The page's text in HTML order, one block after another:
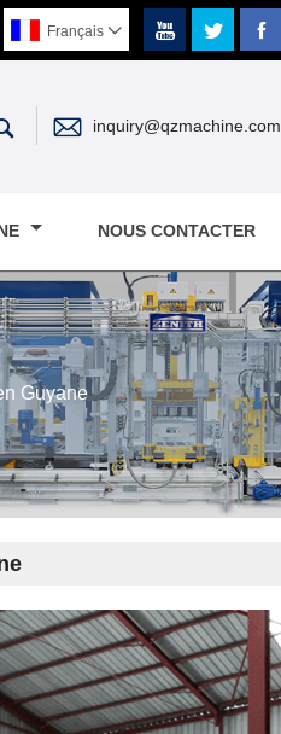
  
Français 
 inquiry@qzmachine.com
NOUS CONTACTER
Guyane